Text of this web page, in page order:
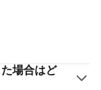
場合はど